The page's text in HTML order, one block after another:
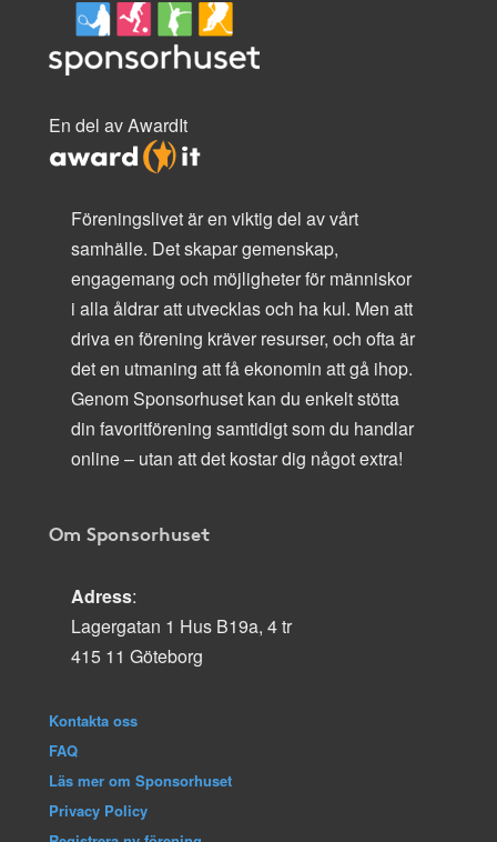
En del av AwardIt
Föreningslivet är en viktig del av vårt
samhälle. Det skapar gemenskap,
engagemang och möjligheter för människor
i alla åldrar att utvecklas och ha kul. Men att
driva en förening kräver resurser, och ofta är
det en utmaning att få ekonomin att gå ihop.
Genom Sponsorhuset kan du enkelt stötta
din favoritförening samtidigt som du handlar
online – utan att det kostar dig något extra!
Om Sponsorhuset
Adress:
Lagergatan 1 Hus B19a, 4 tr
415 11 Göteborg
Kontakta oss
FAQ
Läs mer om Sponsorhuset
Privacy Policy